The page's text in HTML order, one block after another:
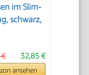
im Slim-
schwarz,
32,85 €
ansehen